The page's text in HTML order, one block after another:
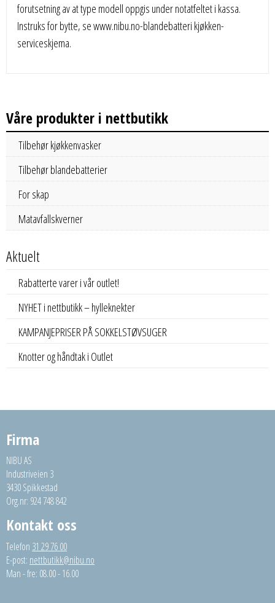
forutsetning av at type modell oppgis under notatfeltet i kassa.
Instruks for bytte, se www.nibu.no-blandebatteri kjøkken-
serviceskjema.
Våre produkter i nettbutikk
Tilbehør kjøkkenvasker
Tilbehør blandebatterier
For skap
Matavfallskverner
Aktuelt
Rabatterte varer i vår outlet!
NYHET i nettbutikk – hylleknekter
KAMPANJEPRISER PÅ SOKKELSTØVSUGER
Knotter og håndtak i Outlet
Firma
NIBU AS
Industriveien 3
3430 Spikkestad
Org.nr: 924 748 842
Kontakt oss
Telefon 31 29 76 00
E-post: nettbutikk@nibu.no
Man - fre: 08.00 - 16.00